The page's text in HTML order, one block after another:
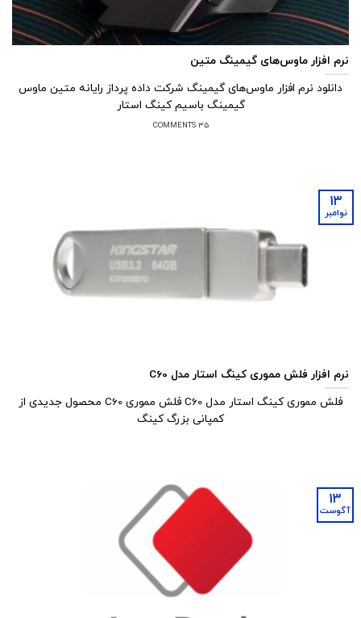
نرم افزار ماوس‌های گیمینگ متین
دانلود نرم افزار ماوس‌های گیمینگ شرکت داده پرداز رایانه متین ماوس
گیمینگ باسیم کینگ استار
35 COMMENTS
نرم افزار فلش مموری کینگ استار مدل C60
فلش مموری کینگ استار مدل C60 فلش مموری C60 محصول جدیدی از
کمپانی بزرگ کینگ
13
نوامبر
13
آگوست